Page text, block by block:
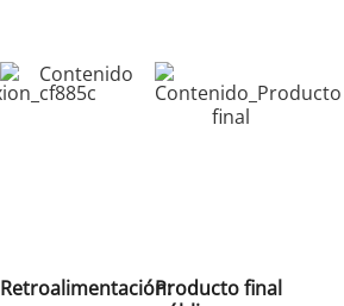
Retroalimentación:Producto final